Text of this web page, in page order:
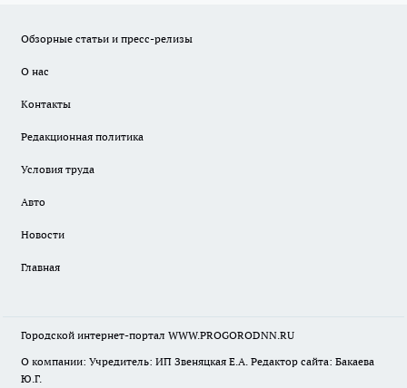
Обзорные статьи и пресс-релизы
О нас
Контакты
Редакционная политика
Условия труда
Авто
Новости
Главная
Городской интернет-портал WWW.PROGORODNN.RU
О компании: Учредитель: ИП Звеняцкая Е.А. Редактор сайта: Бакаева
Ю.Г.